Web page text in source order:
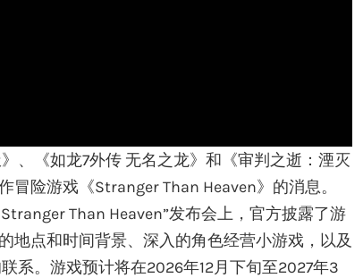
、《如龙7外传 无名之龙》和《审判之逝：湮灭
险游戏《Stranger Than Heaven》的消息。
Than Heaven”发布会上，官方披露了游
地点和时间背景、深入的角色经营小游戏，以及
系。游戏预计将在2026年12月下旬至2027年3